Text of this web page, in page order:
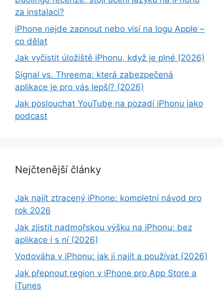
za instalaci?
iPhone nejde zapnout nebo visí na logu Apple –
co dělat
Jak vyčistit úložiště iPhonu, když je plné (2026)
Signal vs. Threema: která zabezpečená
aplikace je pro vás lepší? (2026)
Jak poslouchat YouTube na pozadí iPhonu jako
podcast
Nejčtenější články
Jak najít ztracený iPhone: kompletní návod pro
rok 2026
Jak zjistit nadmořskou výšku na iPhonu: bez
aplikace i s ní (2026)
Vodováha v iPhonu: jak ji najít a používat (2026)
Jak přepnout region v iPhone pro App Store a
iTunes